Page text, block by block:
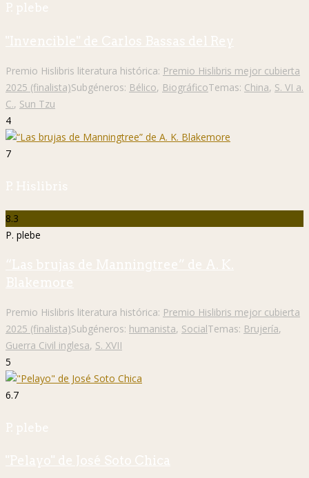
P. plebe
"Invencible" de Carlos Bassas del Rey
Premio Hislibris literatura histórica: Premio Hislibris mejor cubierta
2025 (finalista)Subgéneros: Bélico, BiográficoTemas: China, S. VI a.
C., Sun Tzu
4
7
P. Hislibris
8.3
P. plebe
“Las brujas de Manningtree” de A. K.
Blakemore
Premio Hislibris literatura histórica: Premio Hislibris mejor cubierta
2025 (finalista)Subgéneros: humanista, SocialTemas: Brujería,
Guerra Civil inglesa, S. XVII
5
6.7
P. plebe
"Pelayo" de José Soto Chica